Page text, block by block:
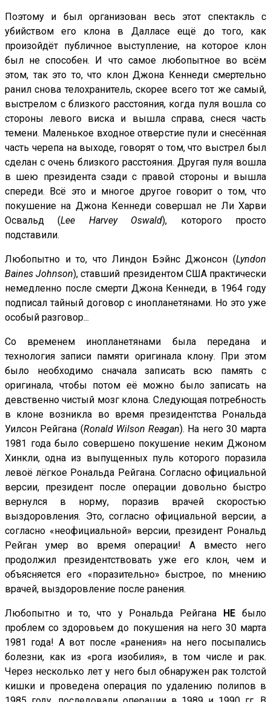
Поэтому и был организован весь этот спектакль с
убийством его клона в Далласе ещё до того, как
произойдёт публичное выступление, на которое клон
был не способен. И что самое любопытное во всём
этом, так это то, что клон Джона Кеннеди смертельно
ранил снова телохранитель, скорее всего тот же самый,
выстрелом с близкого расстояния, когда пуля вошла со
стороны левого виска и вышла справа, снеся часть
темени. Маленькое входное отверстие пули и снесённая
часть черепа на выходе, говорят о том, что выстрел был
сделан с очень близкого расстояния. Другая пуля вошла
в шею президента сзади с правой стороны и вышла
спереди. Всё это и многое другое говорит о том, что
покушение на Джона Кеннеди совершал не Ли Харви
Освальд (Lee Harvey Oswald), которого просто
подставили.
Любопытно и то, что Линдон Бэйнс Джонсон (Lyndon
Baines Johnson), ставший президентом США практически
немедленно после смерти Джона Кеннеди, в 1964 году
подписал тайный договор с инопланетянами. Но это уже
особый разговор...
Со временем инопланетянами была передана и
технология записи памяти оригинала клону. При этом
было необходимо сначала записать всю память с
оригинала, чтобы потом её можно было записать на
девственно чистый мозг клона. Следующая потребность
в клоне возникла во время президентства Рональда
Уилсон Рейгана (Ronald Wilson Reagan). На него 30 марта
1981 года было совершено покушение неким Джоном
Хинкли, одна из выпущенных пуль которого поразила
левоё лёгкое Рональда Рейгана. Согласно официальной
версии, президент после операции довольно быстро
вернулся в норму, поразив врачей скоростью
выздоровления. Это, согласно официальной версии, а
согласно «неофициальной» версии, президент Рональд
Рейган умер во время операции! А вместо него
продолжил президентствовать уже его клон, чем и
объясняется его «поразительно» быстрое, по мнению
врачей, выздоровление после ранения.
Любопытно и то, что у Рональда Рейгана НЕ было
проблем со здоровьем до покушения на него 30 марта
1981 года! А вот после «ранения» на него посыпались
болезни, как из «рога изобилия», в том числе и рак.
Через несколько лет у него был обнаружен рак толстой
кишки и проведена операция по удалению полипов в